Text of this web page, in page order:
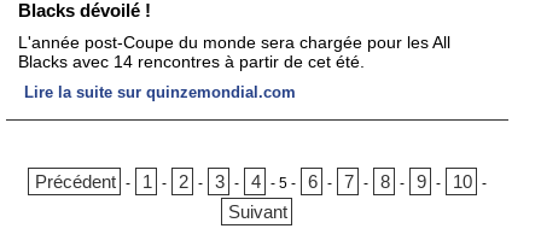
Blacks dévoilé !
L'année post-Coupe du monde sera chargée pour les All
Blacks avec 14 rencontres à partir de cet été.
Lire la suite sur quinzemondial.com
Précédent - 1 - 2 - 3 - 4 -5 - 6 - 7 - 8 - 9 - 10 -
Suivant